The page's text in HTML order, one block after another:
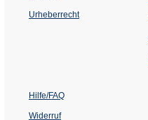
Urheberrecht
Hilfe/FAQ
Widerruf